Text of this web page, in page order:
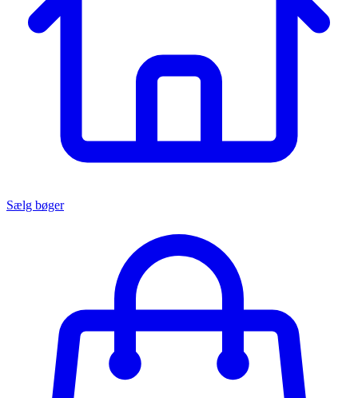
Sælg bøger